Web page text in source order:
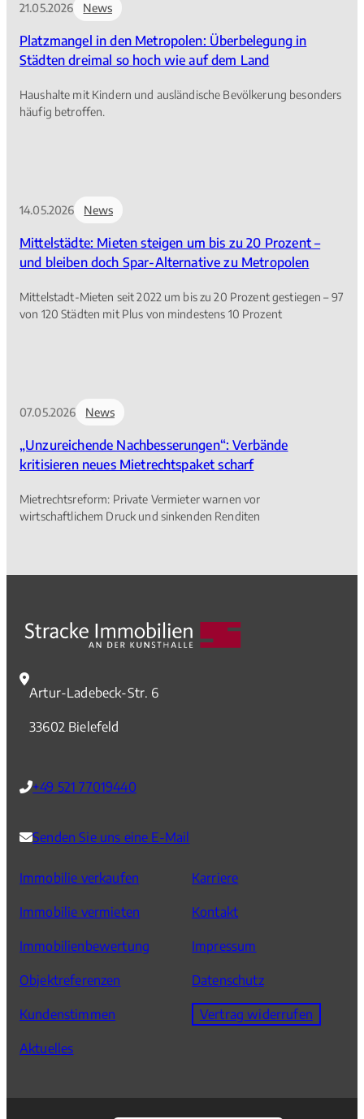
21.05.2026 News
Platzmangel in den Metropolen: Überbelegung in
Städten dreimal so hoch wie auf dem Land
Haushalte mit Kindern und ausländische Bevölkerung besonders
häufig betroffen.
14.05.2026 News
Mittelstädte: Mieten steigen um bis zu 20 Prozent –
und bleiben doch Spar-Alternative zu Metropolen
Mittelstadt-Mieten seit 2022 um bis zu 20 Prozent gestiegen – 97
von 120 Städten mit Plus von mindestens 10 Prozent
07.05.2026 News
„Unzureichende Nachbesserungen“: Verbände
kritisieren neues Mietrechtspaket scharf
Mietrechtsreform: Private Vermieter warnen vor
wirtschaftlichem Druck und sinkenden Renditen
Artur-Ladebeck-Str. 6
33602 Bielefeld
+49 521 77019440
Senden Sie uns eine E-Mail
Immobilie verkaufen
Immobilie vermieten
Immobilienbewertung
Objektreferenzen
Kundenstimmen
Aktuelles
Karriere
Kontakt
Impressum
Datenschutz
Vertrag widerrufen